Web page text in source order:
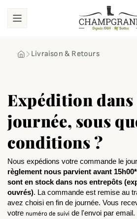
Livraison & Retours
Expédition dans
journée, sous
conditions ?
Nous expédions votre commande le
règlement nous parvient avant 15h00*
sont en stock dans nos entrepôts
ouvrés). La commande est remise au
avez choisi en fin de journée. Vous
votre numéro de suivi de l'envoi par email.